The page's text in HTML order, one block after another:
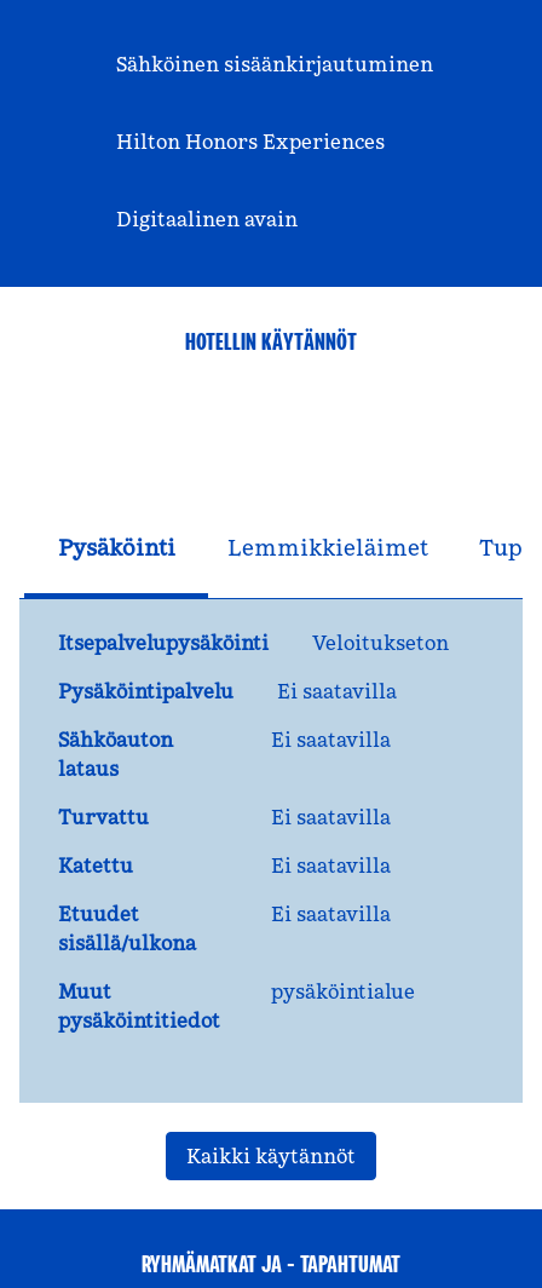
Sähköinen sisäänkirjautuminen
Hilton Honors Experiences
Digitaalinen avain
HOTELLIN KÄYTÄNNÖT
Pysäköinti Lemmikkieläimet
Itsepalvelupysäköinti
Veloitukseton
Pysäköintipalvelu
Ei saatavilla
Sähköauton
lataus
Ei saatavilla
Turvattu
Ei saatavilla
Katettu
Ei saatavilla
Etuudet
sisällä/ulkona
Ei saatavilla
Muut
pysäköintitiedot
pysäköintialue
Kaikki käytännöt
RYHMÄMATKAT JA - TAPAHTUMAT